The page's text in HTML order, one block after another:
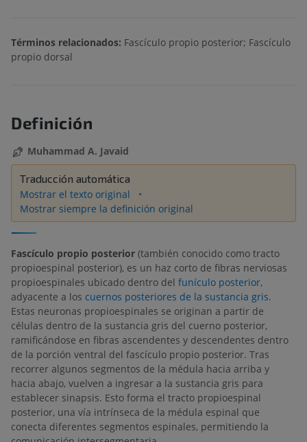
Términos relacionados: Fascículo propio posterior; Fascículo
propio dorsal
Definición
Muhammad A. Javaid
Traducción automática
Mostrar el texto original
Mostrar siempre la definición original
Fascículo propio posterior (también conocido como tracto
propioespinal posterior), es un haz corto de fibras nerviosas
propioespinales ubicado dentro del funículo posterior,
adyacente a los cuernos posteriores de la sustancia gris.
Estas neuronas propioespinales se originan a partir de
células dentro de la sustancia gris del cuerno posterior,
ramificándose en fibras ascendentes y descendentes dentro
de la porción ventral del fascículo propio posterior. Tras
recorrer algunos segmentos de la médula hacia arriba y
hacia abajo, vuelven a ingresar a la sustancia gris para
establecer sinapsis. Esto forma el tracto propioespinal
posterior, una vía intrínseca de la médula espinal que
conecta diferentes segmentos espinales, permitiendo la